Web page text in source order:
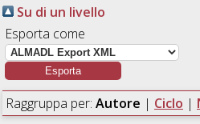
Su di un livello
Esporta come
Raggruppa per: Autore | Ciclo |